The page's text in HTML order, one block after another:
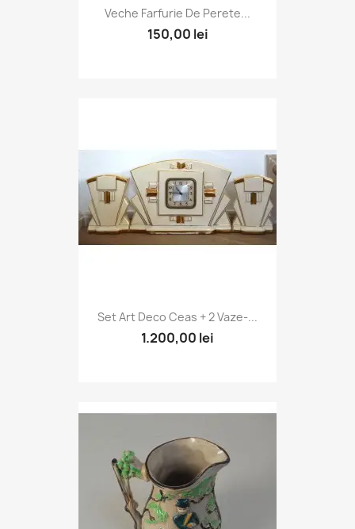
Veche Farfurie De Perete...
150,00 lei
Set Art Deco Ceas + 2 Vaze-...
1.200,00 lei